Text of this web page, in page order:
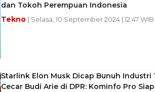
dan Tokoh Perempuan Indonesia
Tekno | Selasa, 10 September 2024 | 12:47 WIB
Starlink Elon Musk Dicap Bunuh Industri
Cecar Budi Arie di DPR: Kominfo Pro